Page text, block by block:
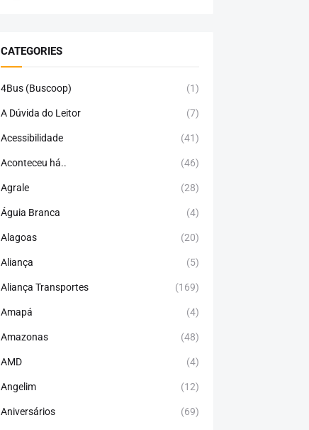
CATEGORIES
4Bus (Buscoop) (1)
A Dúvida do Leitor (7)
Acessibilidade (41)
Aconteceu há.. (46)
Agrale (28)
Águia Branca (4)
Alagoas (20)
Aliança (5)
Aliança Transportes (169)
Amapá (4)
Amazonas (48)
AMD (4)
Angelim (12)
Aniversários (69)